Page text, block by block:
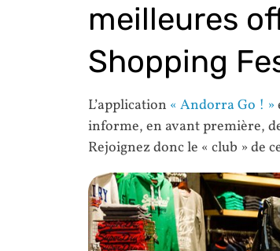
meilleures
Shopping
L’application « Andorra Go ! »
informe, en avant première,
Rejoignez donc le « club » de